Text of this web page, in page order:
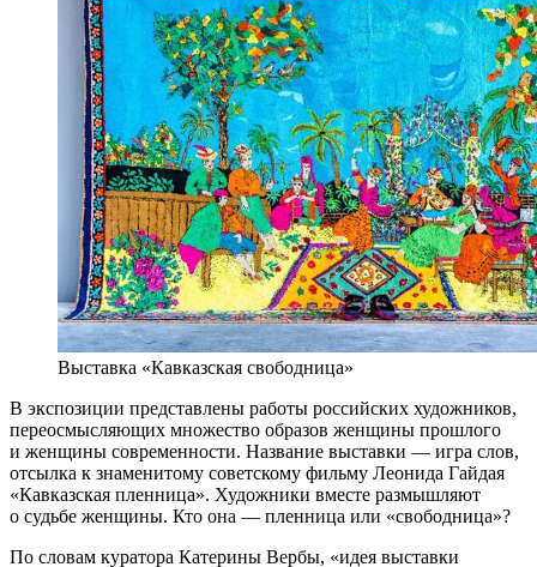
Выставка «Кавказская свободница»
В экспозиции представлены работы российских художников,
переосмысляющих множество образов женщины прошлого
и женщины современности. Название выставки — игра слов,
отсылка к знаменитому советскому фильму Леонида Гайдая
«Кавказская пленница». Художники вместе размышляют
о судьбе женщины. Кто она — пленница или «свободница»?
По словам куратора Катерины Вербы, «идея выставки